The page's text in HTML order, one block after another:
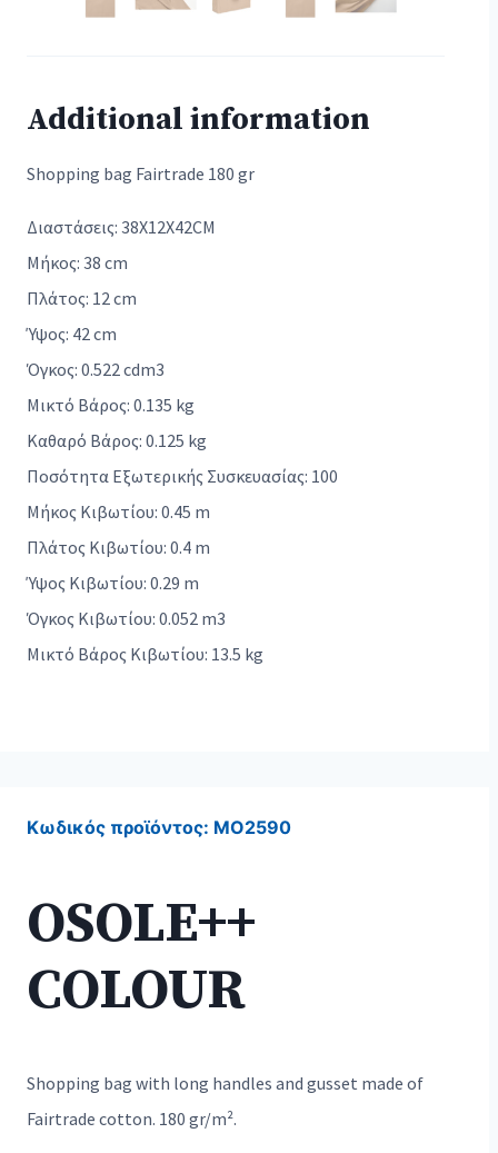
Additional information
Shopping bag Fairtrade 180 gr
Διαστάσεις: 38X12X42CM
Μήκος: 38 cm
Πλάτος: 12 cm
Ύψος: 42 cm
Όγκος: 0.522 cdm3
Μικτό Βάρος: 0.135 kg
Καθαρό Βάρος: 0.125 kg
Ποσότητα Εξωτερικής Συσκευασίας: 100
Μήκος Κιβωτίου: 0.45 m
Πλάτος Κιβωτίου: 0.4 m
Ύψος Κιβωτίου: 0.29 m
Όγκος Κιβωτίου: 0.052 m3
Μικτό Βάρος Κιβωτίου: 13.5 kg
Κωδικός προϊόντος: MO2590
OSOLE++
COLOUR
Shopping bag with long handles and gusset made of
Fairtrade cotton. 180 gr/m².